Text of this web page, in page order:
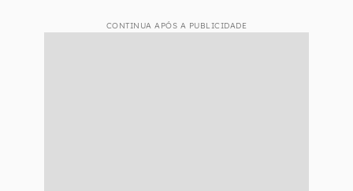
CONTINUA APÓS A PUBLICIDADE